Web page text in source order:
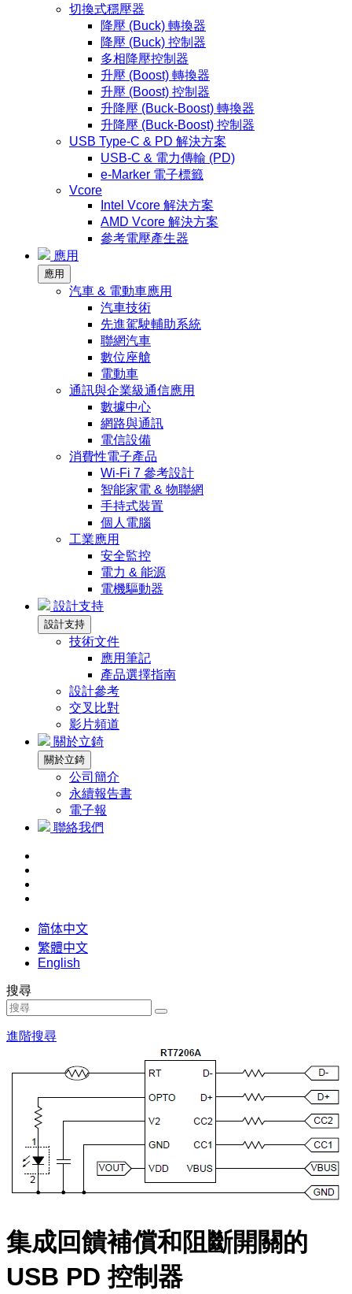
切換式穩壓器
降壓 (Buck) 轉換器
降壓 (Buck) 控制器
多相降壓控制器
升壓 (Boost) 轉換器
升壓 (Boost) 控制器
升降壓 (Buck-Boost) 轉換器
升降壓 (Buck-Boost) 控制器
USB Type-C & PD 解決方案
USB-C & 電力傳輸 (PD)
e-Marker 電子標籤
Vcore
Intel Vcore 解決方案
AMD Vcore 解決方案
參考電壓產生器
應用
應用
汽車 & 電動車應用
汽車技術
先進駕駛輔助系統
聯網汽車
數位座艙
電動車
通訊與企業級通信應用
數據中心
網路與通訊
電信設備
消費性電子產品
Wi-Fi 7 參考設計
智能家電 & 物聯網
手持式裝置
個人電腦
工業應用
安全監控
電力 & 能源
電機驅動器
設計支持
設計支持
技術文件
應用筆記
產品選擇指南
設計參考
交叉比對
影片頻道
關於立錡
關於立錡
公司簡介
永續報告書
電子報
聯絡我們
简体中文
繁體中文
English
搜尋
進階搜尋
集成回饋補償和阻斷開關的
USB PD 控制器